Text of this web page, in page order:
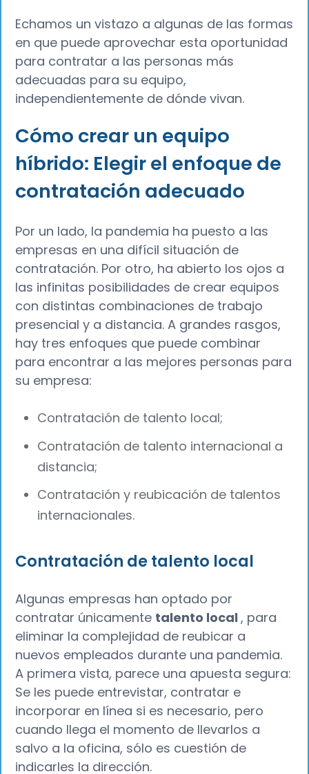
Echamos un vistazo a algunas de las formas
en que puede aprovechar esta oportunidad
para contratar a las personas más
adecuadas para su equipo,
independientemente de dónde vivan.
Cómo crear un equipo
híbrido: Elegir el enfoque de
contratación adecuado
Por un lado, la pandemia ha puesto a las
empresas en una difícil situación de
contratación. Por otro, ha abierto los ojos a
las infinitas posibilidades de crear equipos
con distintas combinaciones de trabajo
presencial y a distancia. A grandes rasgos,
hay tres enfoques que puede combinar
para encontrar a las mejores personas para
su empresa:
Contratación de talento local;
Contratación de talento internacional a
distancia;
Contratación y reubicación de talentos
internacionales.
Contratación de talento local
Algunas empresas han optado por
contratar únicamente talento local, para
eliminar la complejidad de reubicar a
nuevos empleados durante una pandemia.
A primera vista, parece una apuesta segura:
Se les puede entrevistar, contratar e
incorporar en línea si es necesario, pero
cuando llega el momento de llevarlos a
salvo a la oficina, sólo es cuestión de
indicarles la dirección.